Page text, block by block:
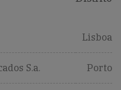
Lisboa
S.a. Porto